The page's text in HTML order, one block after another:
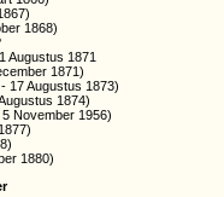
1868)
Augustus 1871
1871)
17 Augustus 1873)
1874)
November 1956)
1880)